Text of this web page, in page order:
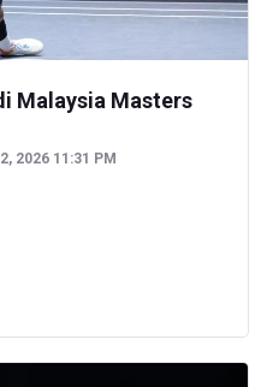
Malaysia Masters
2026 11:31 PM